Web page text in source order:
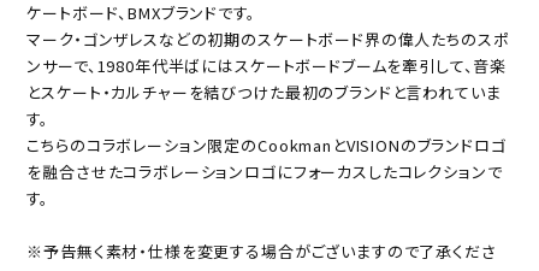
ケートボード、BMXブランドです。
マーク・ゴンザレスなどの初期のスケートボード界の偉人たちのスポ
ンサーで、1980年代半ばにはスケートボードブームを牽引して、音楽
とスケート・カルチャーを結びつけた最初のブランドと言われていま
す。
こちらのコラボレーション限定のCookmanとVISIONのブランドロゴ
を融合させたコラボレーションロゴにフォーカスしたコレクションで
す。
※予告無く素材・仕様を変更する場合がございますので了承くださ